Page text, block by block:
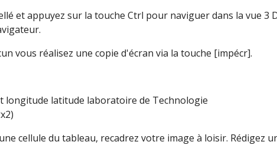
et appuyez sur la touche Ctrl pour naviguer dans la vue 3
vous réalisez une copie d'écran via la touche [impécr].
longitude latitude laboratoire de Technologie
cellule du tableau, recadrez votre image à loisir. Rédigez